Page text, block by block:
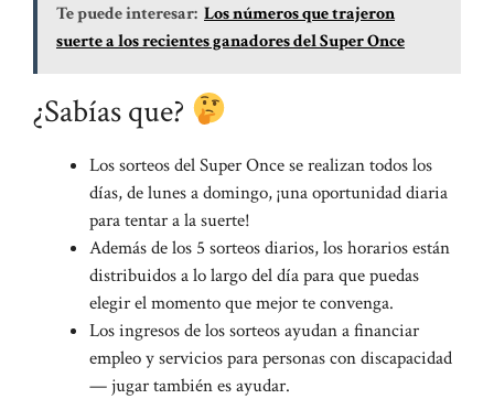
Te puede interesar: Los números que trajeron
suerte a los recientes ganadores del Super Once
¿Sabías que?
Los sorteos del Super Once se realizan todos los
días, de lunes a domingo, ¡una oportunidad diaria
para tentar a la suerte!
Además de los 5 sorteos diarios, los horarios están
distribuidos a lo largo del día para que puedas
elegir el momento que mejor te convenga.
Los ingresos de los sorteos ayudan a financiar
empleo y servicios para personas con discapacidad
— jugar también es ayudar.